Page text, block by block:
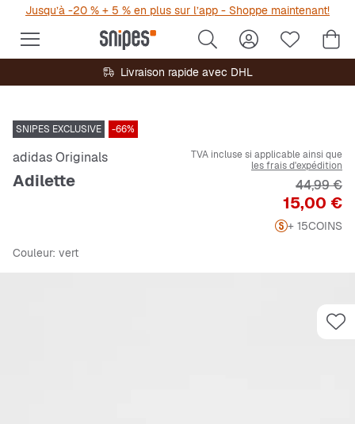
Jusqu’à -20 % + 5 % en plus sur l’app - Shoppe maintenant!
Livraison rapide avec DHL
SNIPES EXCLUSIVE -66%
adidas Originals
Adilette
TVA incluse si applicable ainsi que
les frais d'expédition
Prix
15,00 €
Prix
44,99 €
+ 15COINS
Couleur: vert